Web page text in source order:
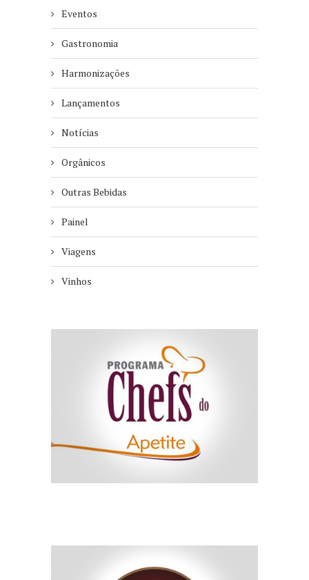
Eventos
Gastronomia
Harmonizações
Lançamentos
Notícias
Orgânicos
Outras Bebidas
Painel
Viagens
Vinhos